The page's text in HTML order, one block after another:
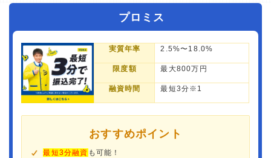
プロミス
実質年率 2.5%〜18.0%
限度額 最大800万円
融資時間 最短3分※1
おすすめポイント
最短3分融資 も可能！